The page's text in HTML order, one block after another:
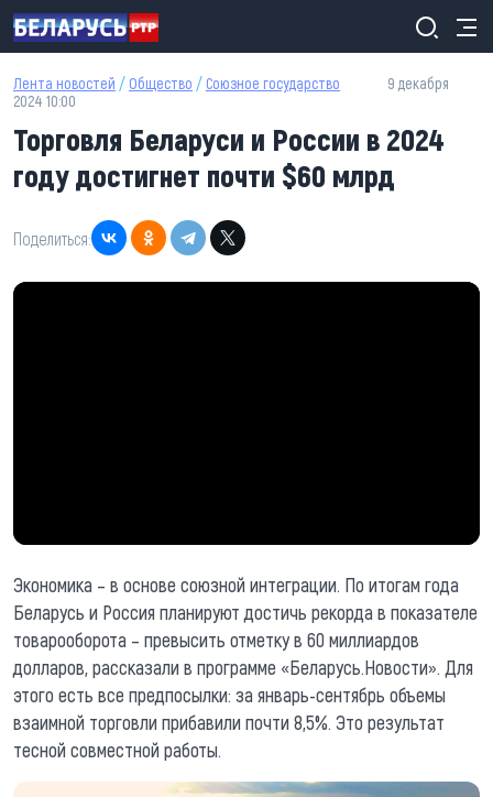
Перейти к основному содержанию
Лента новостей / Общество / Союзное государство
9 декабря
2024 10:00
Торговля Беларуси и России в 2024
году достигнет почти $60 млрд
Поделиться:
Экономика – в основе союзной интеграции. По итогам года
Беларусь и Россия планируют достичь рекорда в показателе
товарооборота – превысить отметку в 60 миллиардов
долларов, рассказали в программе «Беларусь.Новости». Для
этого есть все предпосылки: за январь-сентябрь объемы
взаимной торговли прибавили почти 8,5%. Это результат
тесной совместной работы.